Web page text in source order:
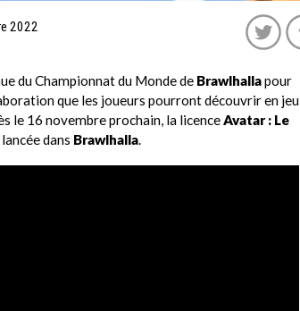
2022
du Championnat du Monde de Brawlhallapour
que les joueurs pourront découvrir en jeu
le 16 novembre prochain, la licenceAvatar : Le
dans Brawlhalla.